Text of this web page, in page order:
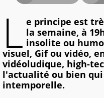
L e principe est
la semaine, à
insolite ou
visuel, Gif ou vidéo,
vidéoludique, high-
l'actualité ou bien
intemporelle.